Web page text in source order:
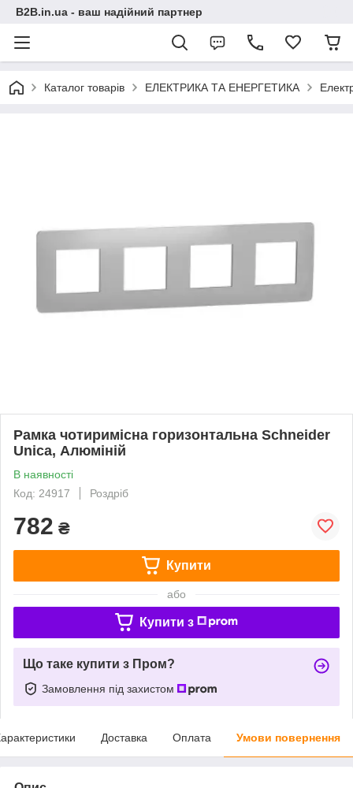
B2B.in.ua - ваш надійний партнер
Каталог товарів ЕЛЕКТРИКА ТА ЕНЕРГЕТИКА
Рамка чотиримісна горизонтальна Schneider
Unica, Алюміній
В наявності
Код: 24917
Роздріб
782 ₴
Купити
або
Купити з
Що таке купити з Пром?
Замовлення під захистом
Доставка Оплата Умови повернення